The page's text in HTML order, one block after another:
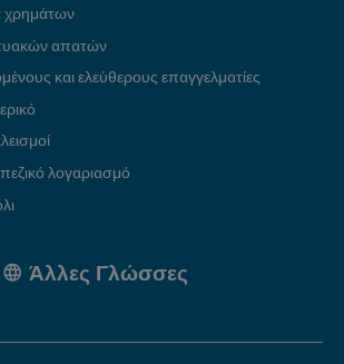
χρημάτων
απατών
και ελεύθερους επαγγελματίες
λογαριασμό
Άλλες Γλώσσες